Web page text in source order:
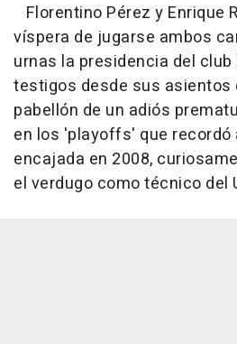
Florentino Pérez y Enrique
víspera de jugarse ambos
urnas la presidencia del
testigos desde sus asientos
pabellón de un adiós
en los 'playoffs' que recordó
encajada en 2008,
el verdugo como técnico del